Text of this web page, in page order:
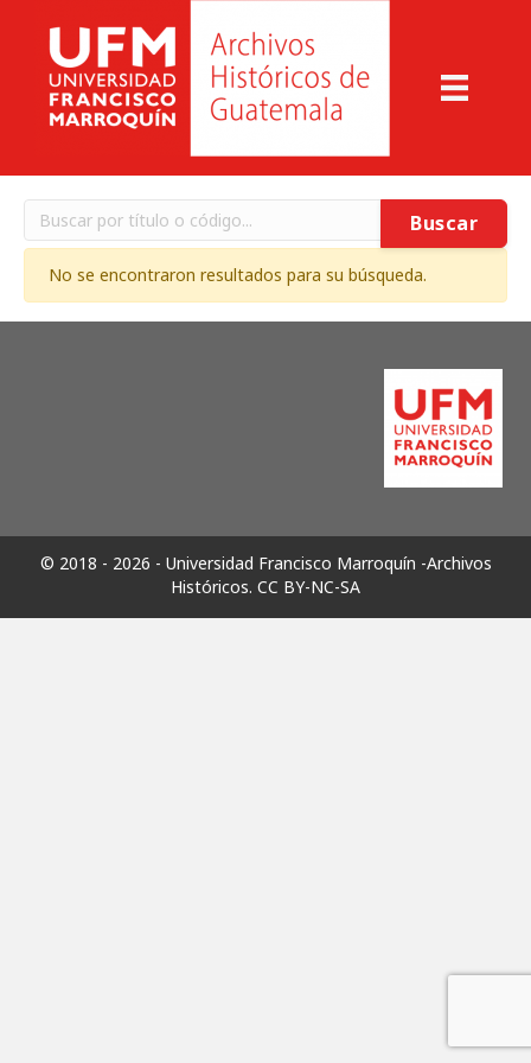
Buscar
No se encontraron resultados para su búsqueda.
© 2018 - 2026 - Universidad Francisco Marroquín -Archivos
Históricos. CC BY-NC-SA